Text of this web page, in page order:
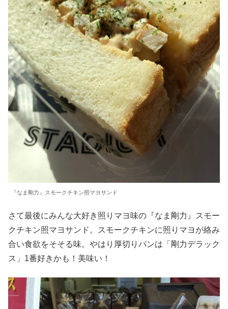
『なま剛力』スモークチキン照マヨサンド
さて最後にみんな大好き照りマヨ味の『なま剛力』スモー
クチキン照マヨサンド。スモークチキンに照りマヨが絡み
合い食欲をそそる味。やはり厚切りパンは「剛力デラック
ス」1番好きかも！美味い！